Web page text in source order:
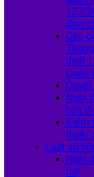
123/
đơn/
Các
định
Quản
Nghị
hóa
Kiểm
thuế/
Luật sở
Nghị
tuệ